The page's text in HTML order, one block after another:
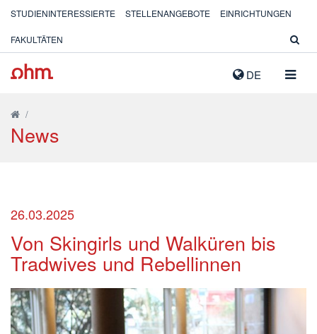
DE
STUDIENINTERESSIERTE STELLENANGEBOTE EINRICHTUNGEN
FAKULTÄTEN
/
News
26.03.2025
Von Skingirls und Walküren bis
Tradwives und Rebellinnen